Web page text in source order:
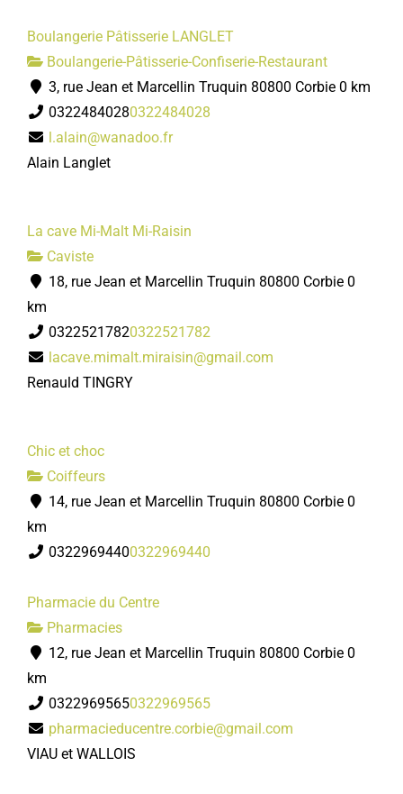
Boulangerie Pâtisserie LANGLET
Boulangerie-Pâtisserie-Confiserie-Restaurant
3, rue Jean et Marcellin Truquin 80800 Corbie 0 km
03224840280322484028
l.alain@wanadoo.fr
Alain Langlet
La cave Mi-Malt Mi-Raisin
Caviste
18, rue Jean et Marcellin Truquin 80800 Corbie 0
km
03225217820322521782
lacave.mimalt.miraisin@gmail.com
Renauld TINGRY
Chic et choc
Coiffeurs
14, rue Jean et Marcellin Truquin 80800 Corbie 0
km
03229694400322969440
Pharmacie du Centre
Pharmacies
12, rue Jean et Marcellin Truquin 80800 Corbie 0
km
03229695650322969565
pharmacieducentre.corbie@gmail.com
VIAU et WALLOIS